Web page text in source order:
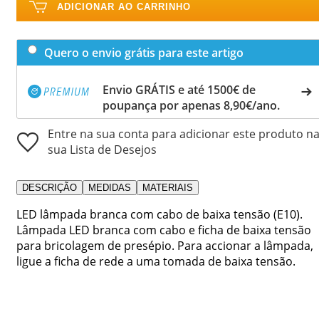
ADICIONAR AO CARRINHO
Quero o envio grátis para este artigo
Envio GRÁTIS e até 1500€ de
poupança por apenas 8,90€/ano.
Entre na sua conta para adicionar este produto na
sua Lista de Desejos
DESCRIÇÃO MEDIDAS MATERIAIS
LED lâmpada branca com cabo de baixa tensão (E10).
Lâmpada LED branca com cabo e ficha de baixa tensão
para bricolagem de presépio. Para accionar a lâmpada,
ligue a ficha de rede a uma tomada de baixa tensão.